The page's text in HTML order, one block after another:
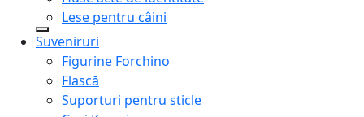
Lese pentru câini
Suveniruri
Figurine Forchino
Flască
Suporturi pentru sticle